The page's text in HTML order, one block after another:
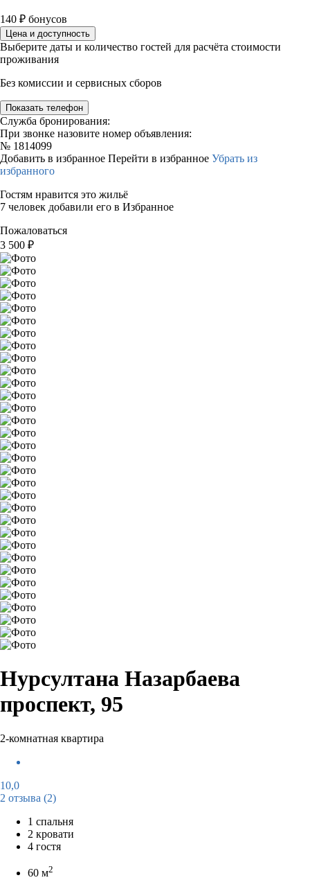
140 ₽ бонусов
Цена и доступность
Выберите даты и количество гостей для расчёта стоимости
проживания
Без комиссии и сервисных сборов
Показать телефон
Служба бронирования:
При звонке назовите номер объявления:
№ 1814099
Добавить в избранное Перейти в избранное Убрать из
избранного
Гостям нравится это жильё
7 человек добавили его в Избранное
Пожаловаться
3 500 ₽
Нурсултана Назарбаева
проспект, 95
2-комнатная квартира
10,0
2 отзыва (2)
1 спальня
2 кровати
4 гостя
60 м2